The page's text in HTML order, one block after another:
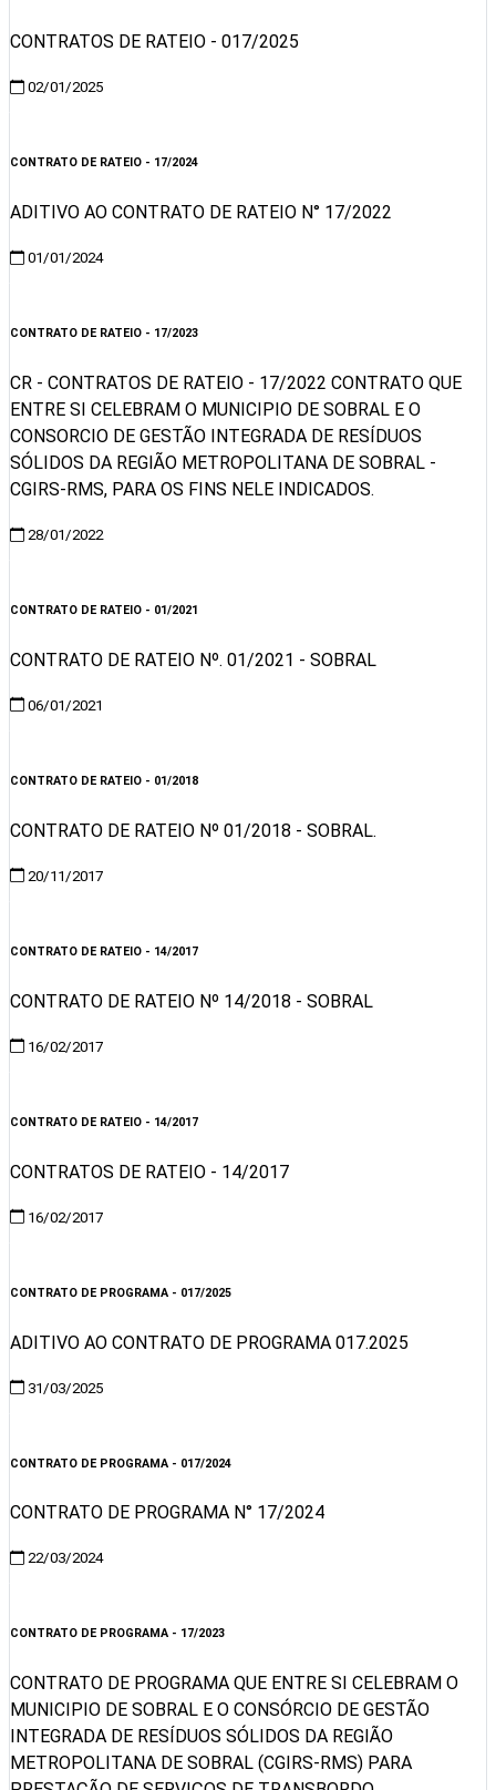
CONTRATOS DE RATEIO - 017/2025
02/01/2025
CONTRATO DE RATEIO - 17/2024
ADITIVO AO CONTRATO DE RATEIO N° 17/2022
01/01/2024
CONTRATO DE RATEIO - 17/2023
CR - CONTRATOS DE RATEIO - 17/2022 CONTRATO QUE
ENTRE SI CELEBRAM O MUNICIPIO DE SOBRAL E O
CONSORCIO DE GESTÃO INTEGRADA DE RESÍDUOS
SÓLIDOS DA REGIÃO METROPOLITANA DE SOBRAL -
CGIRS-RMS, PARA OS FINS NELE INDICADOS.
28/01/2022
CONTRATO DE RATEIO - 01/2021
CONTRATO DE RATEIO Nº. 01/2021 - SOBRAL
06/01/2021
CONTRATO DE RATEIO - 01/2018
CONTRATO DE RATEIO Nº 01/2018 - SOBRAL.
20/11/2017
CONTRATO DE RATEIO - 14/2017
CONTRATO DE RATEIO Nº 14/2018 - SOBRAL
16/02/2017
CONTRATO DE RATEIO - 14/2017
CONTRATOS DE RATEIO - 14/2017
16/02/2017
CONTRATO DE PROGRAMA - 017/2025
ADITIVO AO CONTRATO DE PROGRAMA 017.2025
31/03/2025
CONTRATO DE PROGRAMA - 017/2024
CONTRATO DE PROGRAMA N° 17/2024
22/03/2024
CONTRATO DE PROGRAMA - 17/2023
CONTRATO DE PROGRAMA QUE ENTRE SI CELEBRAM O
MUNICIPIO DE SOBRAL E O CONSÓRCIO DE GESTÃO
INTEGRADA DE RESÍDUOS SÓLIDOS DA REGIÃO
METROPOLITANA DE SOBRAL (CGIRS-RMS) PARA